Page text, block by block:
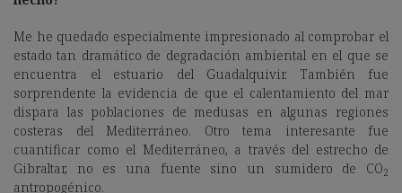
Me he quedado especialmente impresionado al comprobar el
estado tan dramático de degradación ambiental en el que se
encuentra el estuario del Guadalquivir. También fue
sorprendente la evidencia de que el calentamiento del mar
dispara las poblaciones de medusas en algunas regiones
costeras del Mediterráneo. Otro tema interesante fue
cuantificar como el Mediterráneo, a través del estrecho de
Gibraltar, no es una fuente sino un sumidero de CO2
antropogénico.